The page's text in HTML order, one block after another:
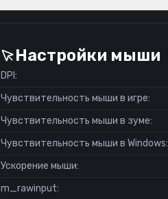
Настройки мыши
DPI:
Чувствительность мыши в игре:
Чувствительность мыши в зуме:
Чувствительность мыши в Windows:
Ускорение мыши:
m_rawinput: